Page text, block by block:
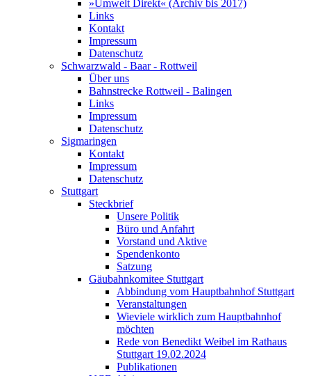
»Umwelt Direkt« (Archiv bis 2017)
Links
Kontakt
Impressum
Datenschutz
Schwarzwald - Baar - Rottweil
Über uns
Bahnstrecke Rottweil - Balingen
Links
Impressum
Datenschutz
Sigmaringen
Kontakt
Impressum
Datenschutz
Stuttgart
Steckbrief
Unsere Politik
Büro und Anfahrt
Vorstand und Aktive
Spendenkonto
Satzung
Gäubahnkomitee Stuttgart
Abbindung vom Hauptbahnhof Stuttgart
Veranstaltungen
Wieviele wirklich zum Hauptbahnhof
möchten
Rede von Benedikt Weibel im Rathaus
Stuttgart 19.02.2024
Publikationen